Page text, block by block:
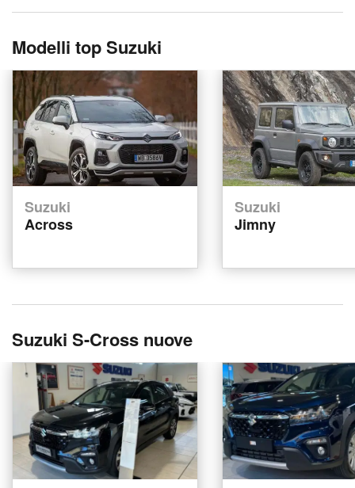
Modelli top Suzuki
Suzuki
Across
Suzuki
Jimny
Suzuki S-Cross nuove